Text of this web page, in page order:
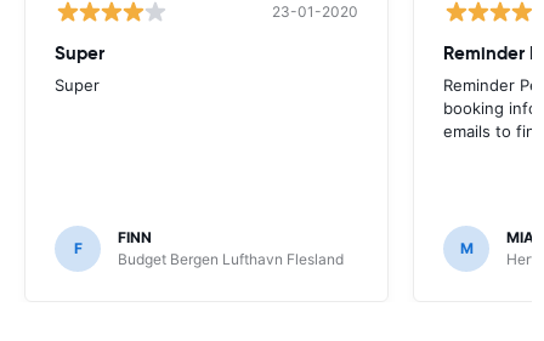
23-01-2020
Super
Super
F
FINN
Budget Bergen Lufthavn Flesland
Reminder
Reminder
booking
emails to
M
MIA